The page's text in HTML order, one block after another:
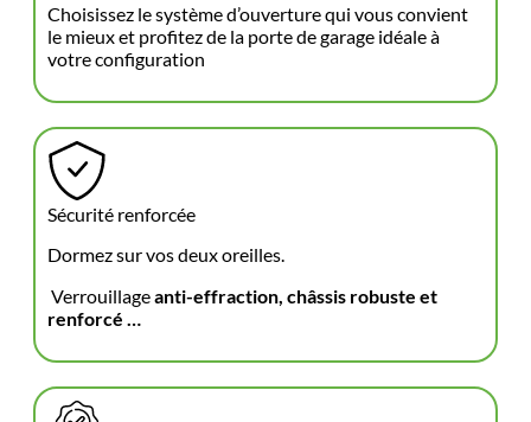
Choisissez le système d’ouverture qui vous convient
le mieux et profitez de la porte de garage idéale à
votre configuration
Sécurité renforcée
Dormez sur vos deux oreilles.
Verrouillageanti-effraction, châssis robuste et
renforcé …